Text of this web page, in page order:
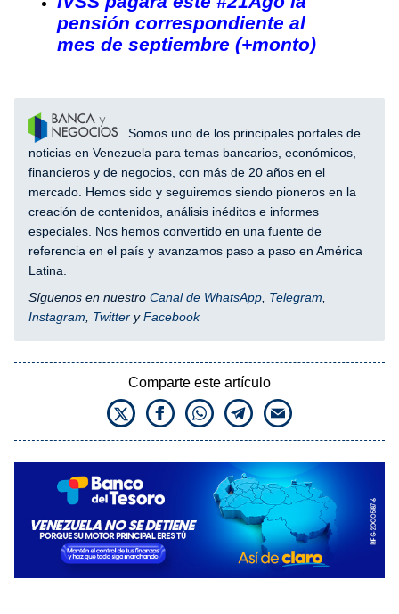
pensión correspondiente al
mes de septiembre (+monto)
Somos uno de los principales portales de
noticias en Venezuela para temas bancarios, económicos,
financieros y de negocios, con más de 20 años en el
mercado. Hemos sido y seguiremos siendo pioneros en la
creación de contenidos, análisis inéditos e informes
especiales. Nos hemos convertido en una fuente de
referencia en el país y avanzamos paso a paso en América
Latina.
Síguenos en nuestro Canal de WhatsApp Telegram
Instagram
Twitter yFacebook
Comparte este artículo